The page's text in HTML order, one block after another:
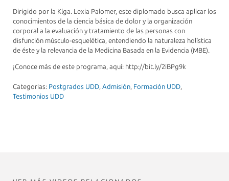
Dirigido por la Klga. Lexia Palomer, este diplomado busca aplicar los
conocimientos de la ciencia básica de dolor y la organización
corporal a la evaluación y tratamiento de las personas con
disfunción músculo-esquelética, entendiendo la naturaleza holística
de éste y la relevancia de la Medicina Basada en la Evidencia (MBE).
¡Conoce más de este programa, aquí: http://bit.ly/2iBPg9k
Categorias: Postgrados UDD, Admisión, Formación UDD,
Testimonios UDD